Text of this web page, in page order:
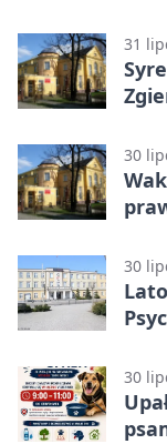
31
30
30
30